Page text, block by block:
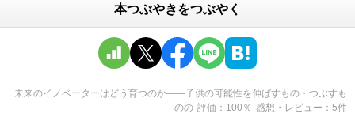
本つぶやきをつぶやく
未来のイノベーターはどう育つのか――子供の可能性を伸ばすもの・つぶすも
のの 評価 100 ％ 感想・レビュー 5件